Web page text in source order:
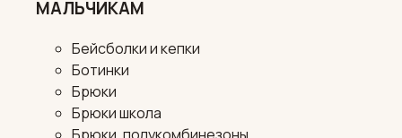
МАЛЬЧИКАМ
Бейсболки и кепки
Ботинки
Брюки
Брюки школа